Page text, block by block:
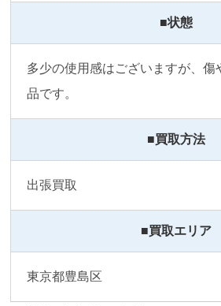
■状態
多少の使用感はございますが、傷
品です。
■買取方法
出張買取
■買取エリア
東京都豊島区